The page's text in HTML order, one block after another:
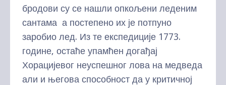
бродови су се нашли опкољени леденим
сантама а постепено их је потпуно
заробио лед. Из те експедиције 1773.
године, остаће упамћен догађај
Хорацијевог неуспешног лова на медведа
али и његова способност да у критичној